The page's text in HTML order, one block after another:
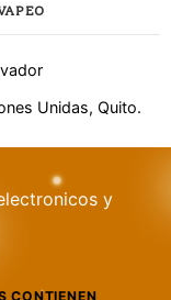
Unidas, Quito.
y
CONTIENEN